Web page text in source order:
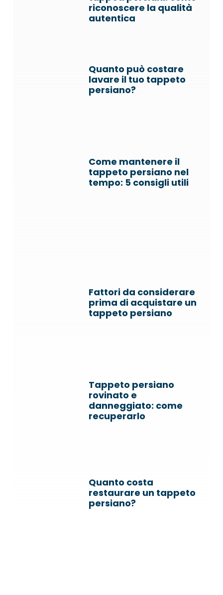
riconoscere la qualità
autentica
Quanto può costare
lavare il tuo tappeto
persiano?
Come mantenere il
tappeto persiano nel
tempo: 5 consigli utili
Fattori da considerare
prima di acquistare un
tappeto persiano
Tappeto persiano
rovinato e
danneggiato: come
recuperarlo
Quanto costa
restaurare un tappeto
persiano?